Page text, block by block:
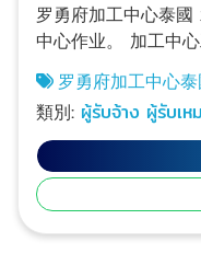
罗勇府加工中心泰國 承接大型车床作业、最大的加工
中心作业。 加工中心工作，最小加工作业5mm开始，
最大作业可达
（CNC车床工件）可
800X3000MM的工件 罗勇府的大型机械
罗勇府加工中心联系电话 如有需求请致电
Thanaphat
Industrial Division Suwichaya Ngamsri 089-748-
0212 Marketing Division Jakkraphan
罗勇府加工中心
類別: ผู้รับจ้าง ผู้รับเห